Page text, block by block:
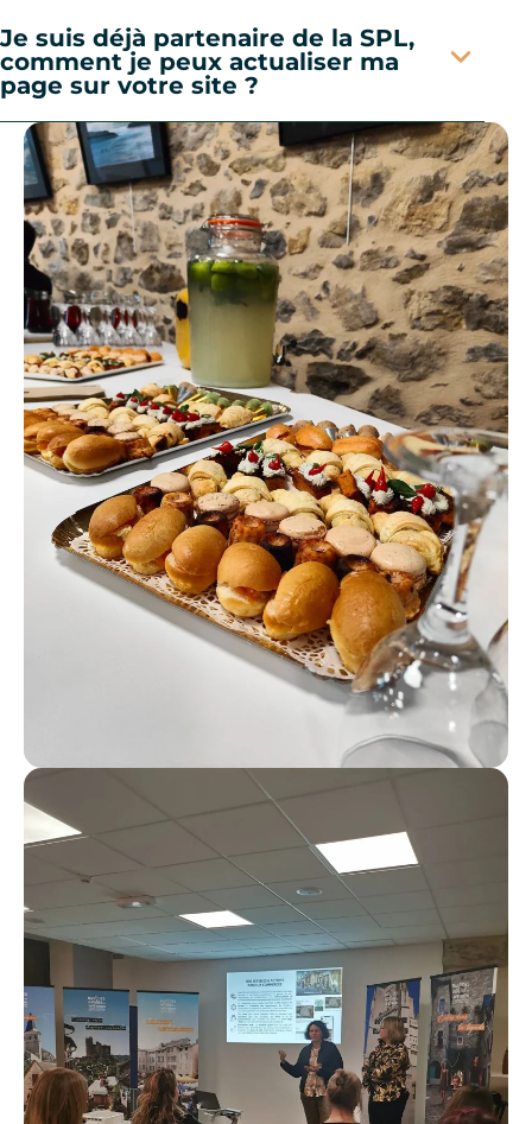
Je suis déjà partenaire de la SPL,
comment je peux actualiser ma
page sur votre site ?